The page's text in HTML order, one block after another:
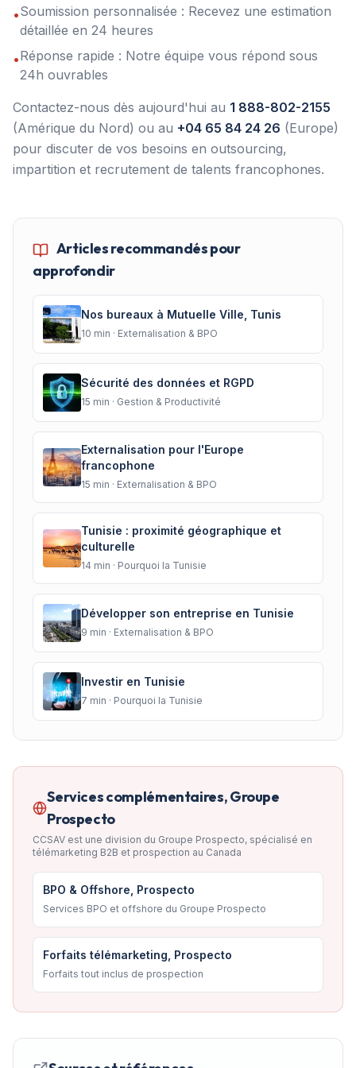
•Soumission personnalisée : Recevez une estimation
détaillée en 24 heures
•Réponse rapide : Notre équipe vous répond sous
24h ouvrables
Contactez-nous dès aujourd'hui au 1 888-802-2155
(Amérique du Nord) ou au +04 65 84 24 26 (Europe)
pour discuter de vos besoins en outsourcing,
impartition et recrutement de talents francophones.
Articles recommandés pour
approfondir
Nos bureaux à Mutuelle Ville, Tunis
10 min · Externalisation & BPO
Sécurité des données et RGPD
15 min · Gestion & Productivité
Externalisation pour l'Europe
francophone
15 min · Externalisation & BPO
Tunisie : proximité géographique et
culturelle
14 min · Pourquoi la Tunisie
Développer son entreprise en Tunisie
9 min · Externalisation & BPO
Investir en Tunisie
7 min · Pourquoi la Tunisie
Services complémentaires, Groupe
Prospecto
CCSAV est une division du Groupe Prospecto, spécialisé en
télémarketing B2B et prospection au Canada
BPO & Offshore, Prospecto
Services BPO et offshore du Groupe Prospecto
Forfaits télémarketing, Prospecto
Forfaits tout inclus de prospection